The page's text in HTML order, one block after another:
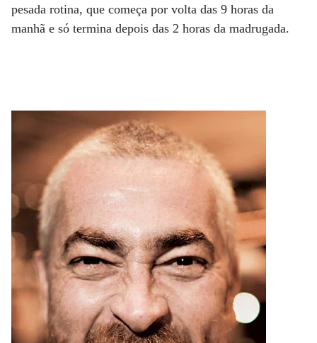
pesada rotina, que começa por volta das 9 horas da
manhã e só termina depois das 2 horas da madrugada.